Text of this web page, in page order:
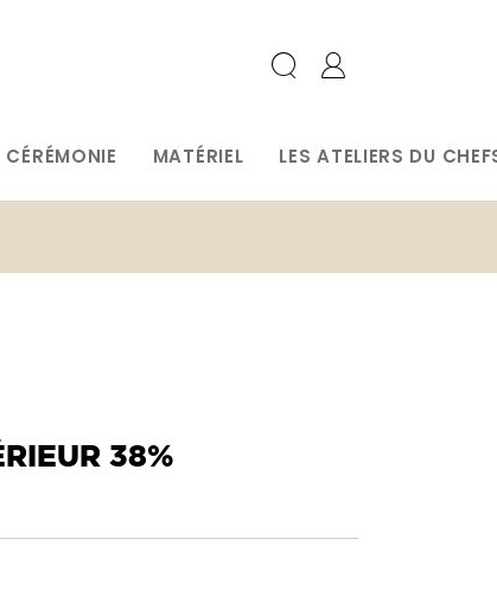
CÉRÉMONIE MATÉRIEL LES ATELIERS DU
38%